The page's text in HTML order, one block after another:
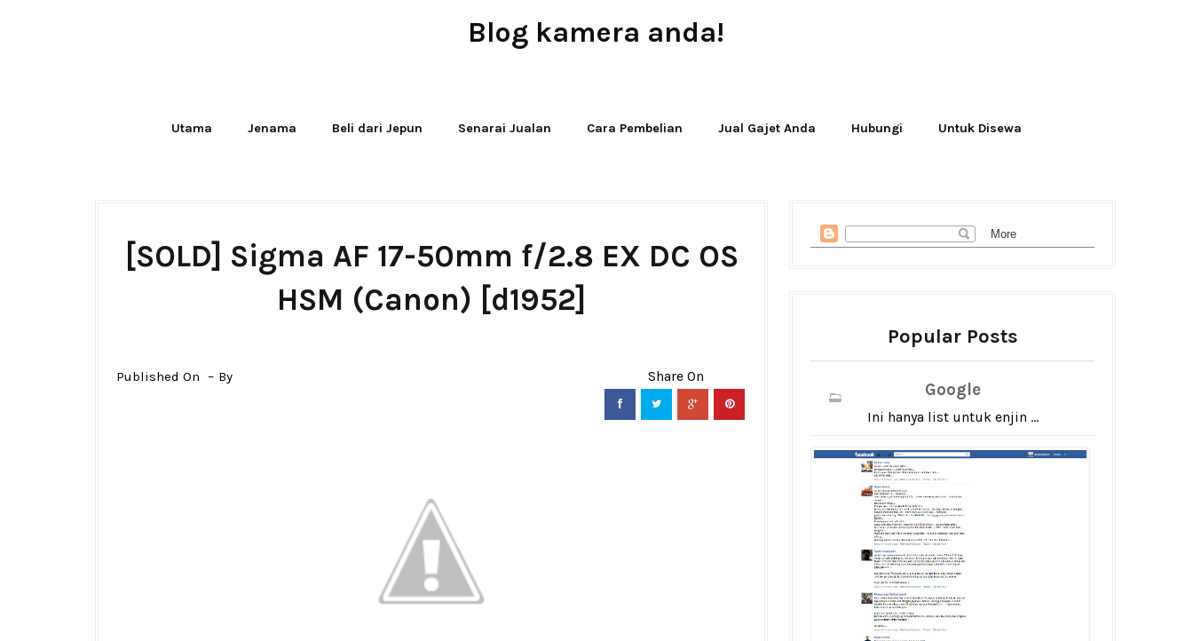
Blog kamera anda!
Utama Jenama Beli dari Jepun Senarai Jualan Cara Pembelian Jual Gajet Anda Hubungi Untuk Disewa
[SOLD] Sigma AF 17-50mm f/2.8 EX DC OS
HSM (Canon) [d1952]
Published On By
Popular Posts
Google
Ini hanya list untuk enjin ...